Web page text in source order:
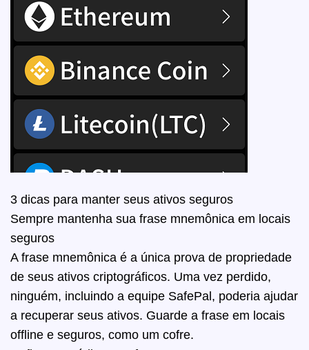
3 dicas para manter seus ativos seguros
Sempre mantenha sua frase mnemônica em locais
seguros
A frase mnemônica é a única prova de propriedade
de seus ativos criptográficos. Uma vez perdido,
ninguém, incluindo a equipe SafePal, poderia ajudar
a recuperar seus ativos. Guarde a frase em locais
offline e seguros, como um cofre.